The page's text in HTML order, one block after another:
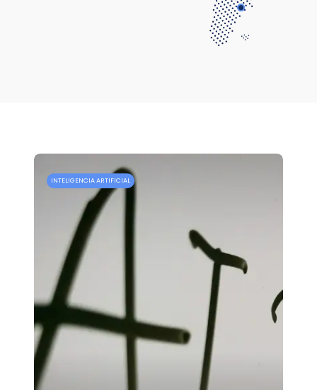
INTELIGENCIA ARTIFICIAL